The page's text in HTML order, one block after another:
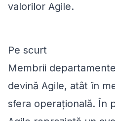
valorilor Agile.
Pe scurt
Membrii
devină Agile, atât în
sfera operațională. În